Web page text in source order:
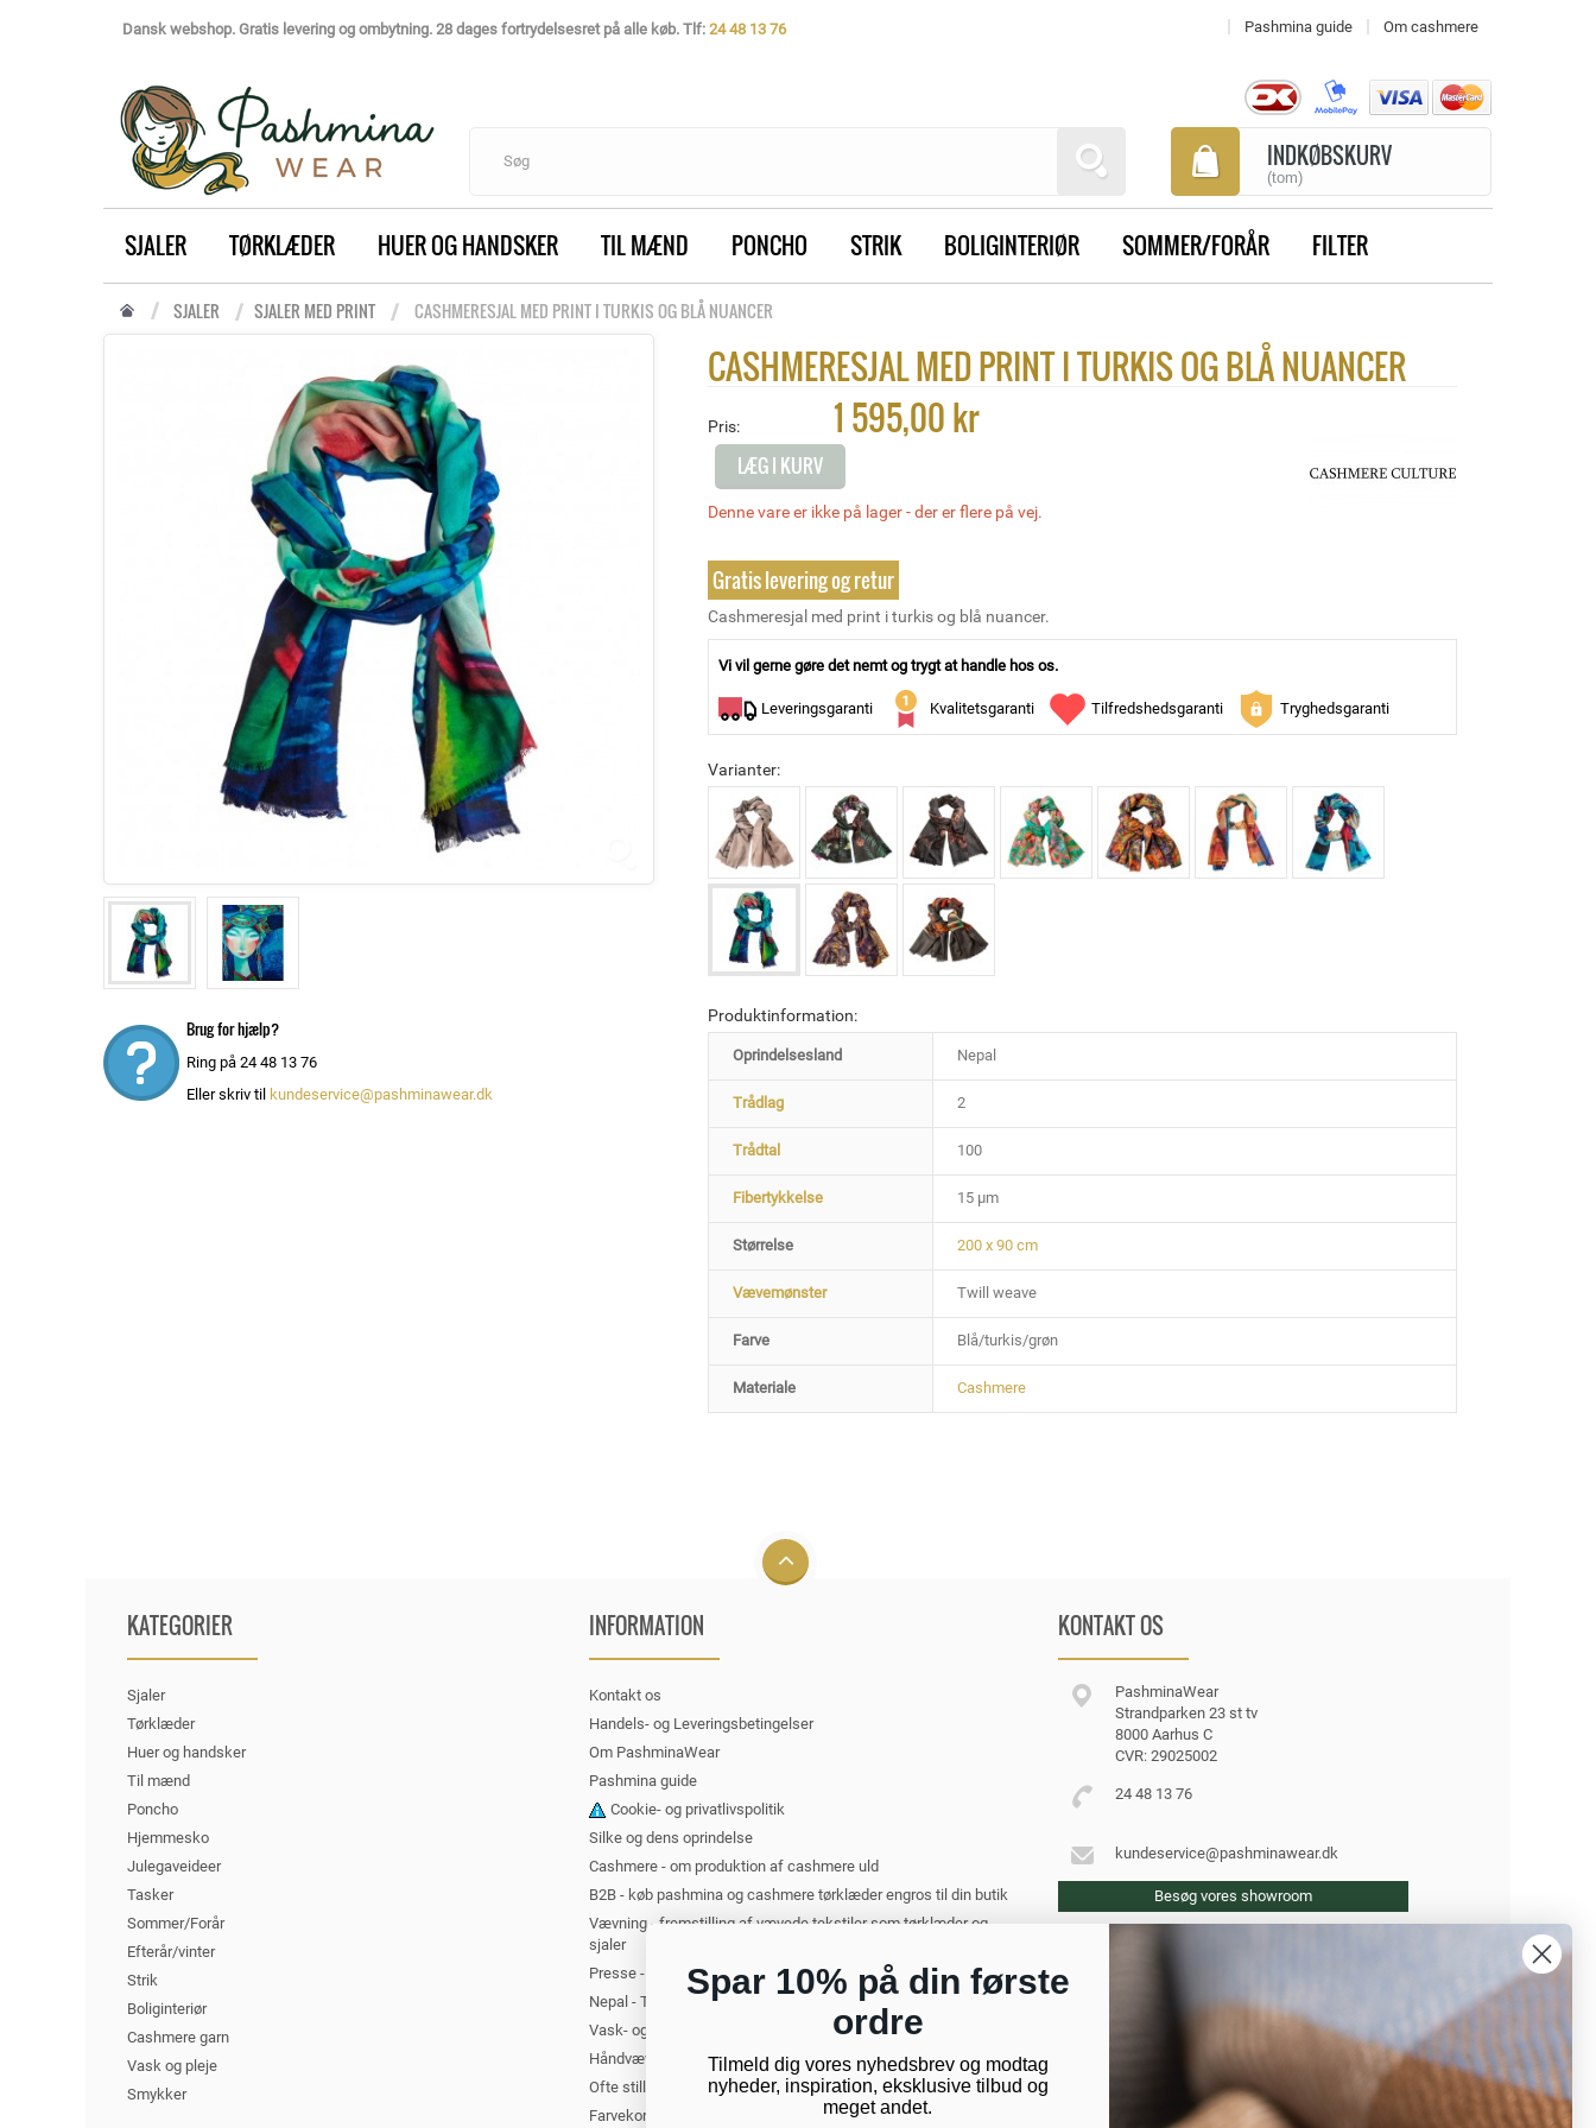
Dansk webshop. Gratis levering og ombytning. 28 dages fortrydelsesret på alle køb. Tlf: 24 48 13 76 Pashmina guide Om cashmere
INDKØBSKURV
(tom)
SJALER TØRKLÆDER HUER OG HANDSKER TIL MÆND PONCHO STRIK BOLIGINTERIØR SOMMER/FORÅR FILTER
SJALER SJALER MED PRINT CASHMERESJAL MED PRINT I TURKIS OG BLÅ NUANCER
Brug for hjælp?
Ring på 24 48 13 76
Eller skriv til kundeservice@pashminawear.dk
CASHMERESJAL MED PRINT I TURKIS OG BLÅ NUANCER
Pris: 1 595,00 kr
LÆG I KURV
Denne vare er ikke på lager - der er flere på vej.
Gratis levering og retur
Cashmeresjal med print i turkis og blå nuancer.
Vi vil gerne gøre det nemt og trygt at handle hos os.
Leveringsgaranti Kvalitetsgaranti Tilfredshedsgaranti Tryghedsgaranti
Varianter:
Produktinformation:
Oprindelsesland Nepal
Trådlag 2
Trådtal 100
Fibertykkelse 15 µm
Størrelse 200 x 90 cm
Vævemønster Twill weave
Farve Blå/turkis/grøn
Materiale Cashmere
KATEGORIER
Sjaler
Tørklæder
Huer og handsker
Til mænd
Poncho
Hjemmesko
Julegaveideer
Tasker
Sommer/Forår
Efterår/vinter
Strik
Boliginteriør
Cashmere garn
Vask og pleje
Smykker
INFORMATION
Kontakt os
Handels- og Leveringsbetingelser
Om PashminaWear
Pashmina guide
Cookie- og privatlivspolitik
Silke og dens oprindelse
Cashmere - om produktion af cashmere uld
B2B - køb pashmina og cashmere tørklæder engros til din butik
Vævning - fremstilling af vævede tekstiler som tørklæder og
sjaler
Presse - PashminaWear i medierne
Nepal - Turist i Kathmandu. Om at rejse til Nepal
Vask- og plejeanvisning for cashmere
Håndvævede tørklæder og sjaler
Ofte stillede spørgsmål om cashmere
Farvekort - oversigt over alle vores farver
KONTAKT OS
PashminaWear
Strandparken 23 st tv
8000 Aarhus C
CVR: 29025002
24 48 13 76
kundeservice@pashminawear.dk
Besøg vores showroom
Spar 10% på din første
ordre
Tilmeld dig vores nyhedsbrev og modtag
nyheder, inspiration, eksklusive tilbud og
meget andet.